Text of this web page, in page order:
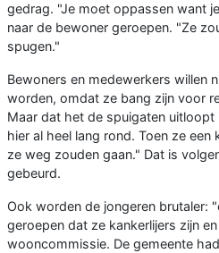
gedrag. "Je moet oppassen want
naar de bewoner geroepen. "Ze
spugen."
Bewoners en medewerkers willen
worden, omdat ze bang zijn voor
Maar dat het de spuigaten uitloopt
hier al heel lang rond. Toen ze
ze weg zouden gaan." Dat is
gebeurd.
Ook worden de jongeren brutaler:
geroepen dat ze kankerlijers zijn
wooncommissie. De gemeente